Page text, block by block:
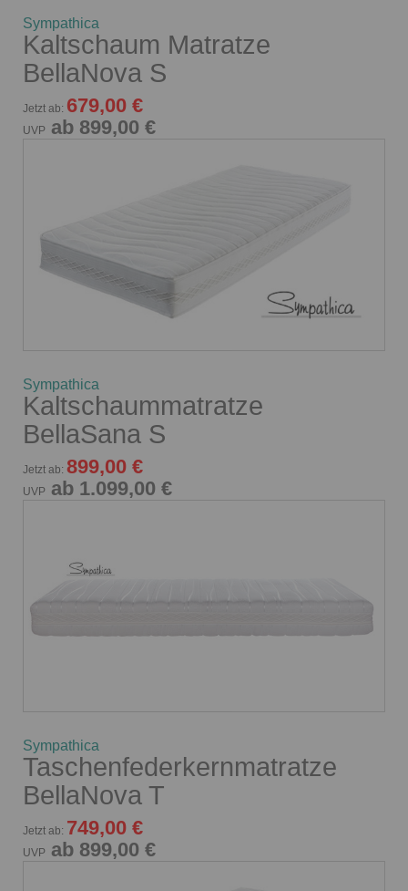
Sympathica
Kaltschaum Matratze
BellaNova S
Jetzt ab: 679,00 €
UVP ab 899,00 €
Sympathica
Kaltschaummatratze
BellaSana S
Jetzt ab: 899,00 €
UVP ab 1.099,00 €
Sympathica
Taschenfederkernmatratze
BellaNova T
Jetzt ab: 749,00 €
UVP ab 899,00 €